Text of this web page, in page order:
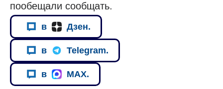
пообещали сообщать.
в Дзен.
в Telegram.
в MAX.